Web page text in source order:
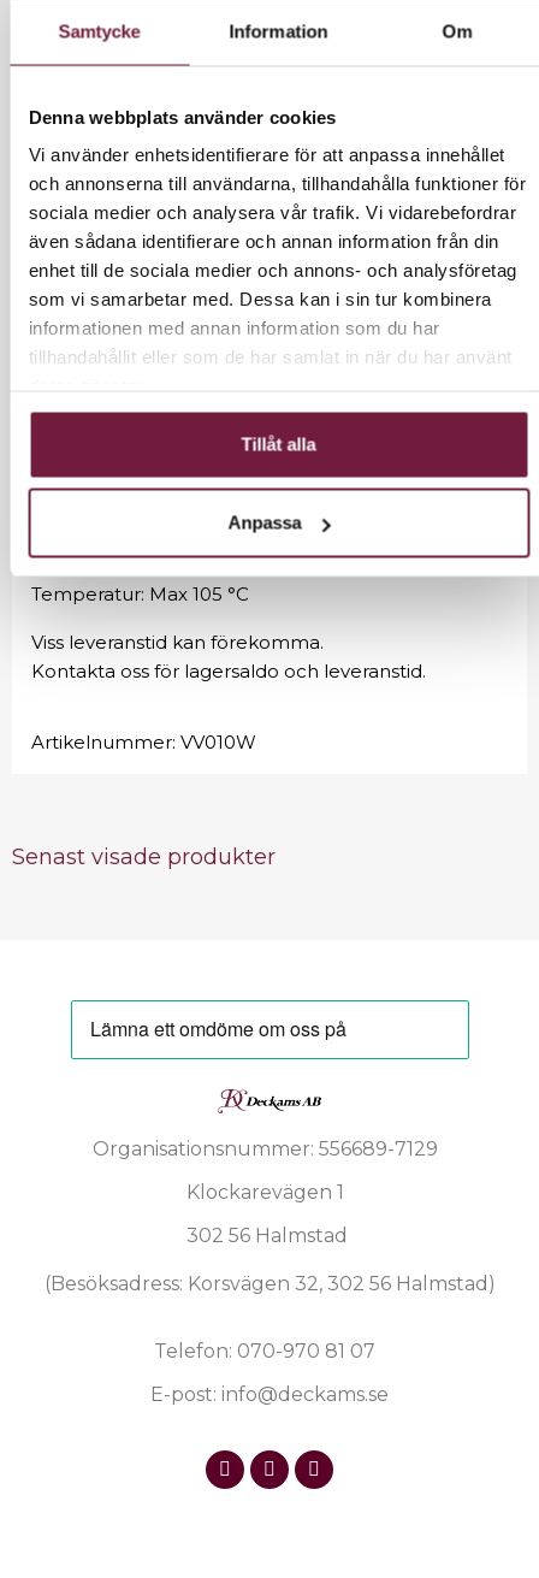
Samtycke Information Om
Denna webbplats använder cookies
Vi använder enhetsidentifierare för att anpassa innehållet
och annonserna till användarna, tillhandahålla funktioner för
sociala medier och analysera vår trafik. Vi vidarebefordrar
även sådana identifierare och annan information från din
enhet till de sociala medier och annons- och analysföretag
som vi samarbetar med. Dessa kan i sin tur kombinera
informationen med annan information som du har
tillhandahållit eller som de har samlat in när du har använt
Tillåt alla
Anpassa
INFORMATION
En vaxvärmare med kapacitet för 2,5 liter i vardera
behållare med oberoende termostat. Tankar på
olika nivå och lättfiltreringssystem som underlättar
dess användning och rengöring.
Det smälta vaxet rinner från den övre behållaren till
den undre behållaren och bevarar värmen.
Den är utrustad med två sidohandtag som
underlättar dess rörlighet. Strukturen är tillverkad av
Temperatur: Max 105 °C
Viss leveranstid kan förekomma.
Kontakta oss för lagersaldo och leveranstid.
Artikelnummer: VV010W
Senast visade produkter
Organisationsnummer: 556689-7129
Klockarevägen 1
302 56 Halmstad
(Besöksadress: Korsvägen 32, 302 56 Halmstad)
Telefon: 070-970 81 07
E-post: info@deckams.se